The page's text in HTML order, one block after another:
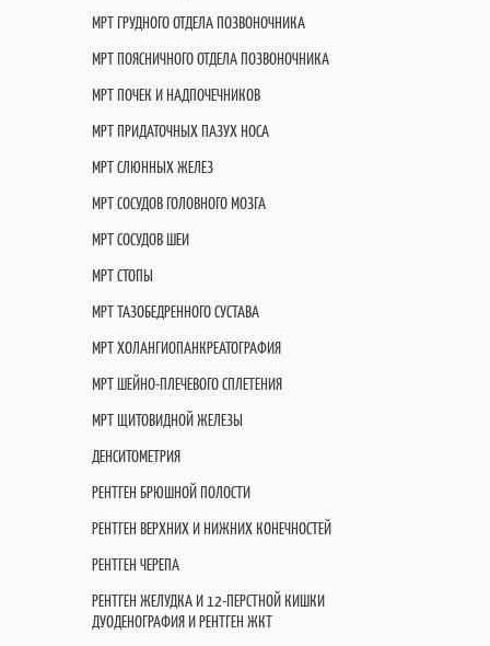
МРТ ГРУДНОГО ОТДЕЛА ПОЗВОНОЧНИКА
МРТ ПОЯСНИЧНОГО ОТДЕЛА ПОЗВОНОЧНИКА
МРТ ПОЧЕК И НАДПОЧЕЧНИКОВ
МРТ ПРИДАТОЧНЫХ ПАЗУХ НОСА
МРТ СЛЮННЫХ ЖЕЛЕЗ
МРТ СОСУДОВ ГОЛОВНОГО МОЗГА
МРТ СОСУДОВ ШЕИ
МРТ СТОПЫ
МРТ ТАЗОБЕДРЕННОГО СУСТАВА
МРТ ХОЛАНГИОПАНКРЕАТОГРАФИЯ
МРТ ШЕЙНО-ПЛЕЧЕВОГО СПЛЕТЕНИЯ
МРТ ЩИТОВИДНОЙ ЖЕЛЕЗЫ
ДЕНСИТОМЕТРИЯ
РЕНТГЕН БРЮШНОЙ ПОЛОСТИ
РЕНТГЕН ВЕРХНИХ И НИЖНИХ КОНЕЧНОСТЕЙ
РЕНТГЕН ЧЕРЕПА
РЕНТГЕН ЖЕЛУДКА И 12-ПЕРСТНОЙ КИШКИ
ДУОДЕНОГРАФИЯ И РЕНТГЕН ЖКТ